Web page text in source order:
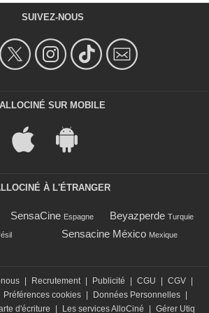
SUIVEZ-NOUS
ALLOCINÉ SUR MOBILE
À L'ÉTRANGER
SensaCine Espagne Beyazperde Turquie
Sensacine México Mexique
Recrutement Publicité CGU CGV
Préférences cookies Données Personnelles
d'écriture Les services AlloCiné Gérer Utiq